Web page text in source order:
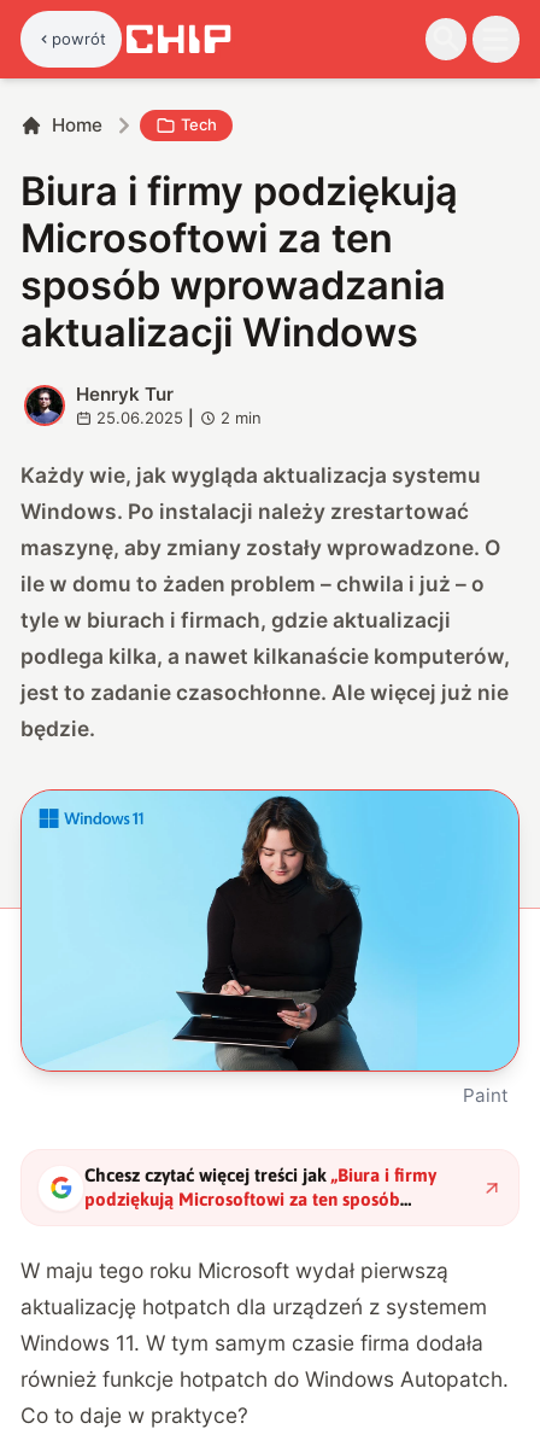
powrót
Home Tech
Biura i firmy podziękują
Microsoftowi za ten
sposób wprowadzania
aktualizacji Windows
H
Henryk Tur
25.06.2025 2 min
Każdy wie, jak wygląda aktualizacja systemu
Windows. Po instalacji należy zrestartować
maszynę, aby zmiany zostały wprowadzone. O
ile w domu to żaden problem – chwila i już – o
tyle w biurach i firmach, gdzie aktualizacji
podlega kilka, a nawet kilkanaście komputerów,
jest to zadanie czasochłonne. Ale więcej już nie
będzie.
Paint
Chcesz czytać więcej treści jak „Biura i firmy
podziękują Microsoftowi za ten sposób
wprowadzania aktualizacji Windows"?
W maju tego roku Microsoft wydał pierwszą
aktualizację hotpatch dla urządzeń z systemem
Windows 11. W tym samym czasie firma dodała
również funkcje hotpatch do Windows Autopatch.
Co to daje w praktyce?